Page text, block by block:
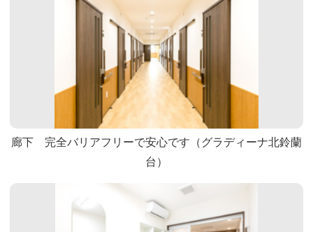
廊下 完全バリアフリーで安心です（グラディーナ北鈴蘭
台）